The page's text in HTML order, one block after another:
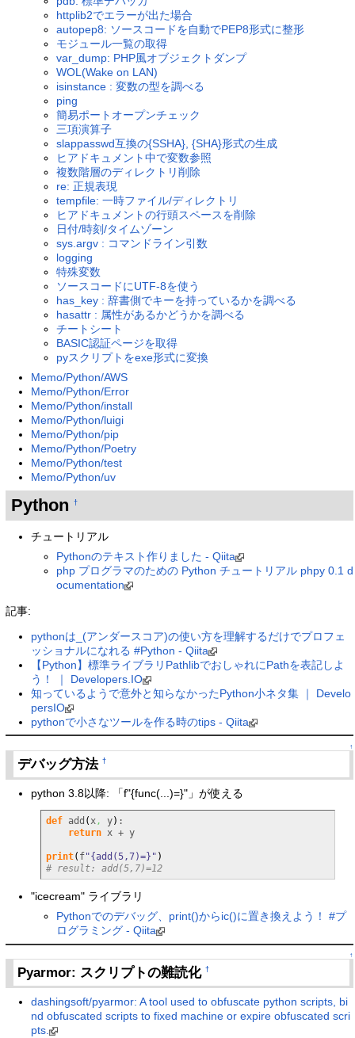
httplib2でエラーが出た場合
autopep8: ソースコードを自動でPEP8形式に整形
モジュール一覧の取得
var_dump: PHP風オブジェクトダンプ
WOL(Wake on LAN)
isinstance : 変数の型を調べる
ping
簡易ポートオープンチェック
三項演算子
slappasswd互換の{SSHA}, {SHA}形式の生成
ヒアドキュメント中で変数参照
複数階層のディレクトリ削除
re: 正規表現
tempfile: 一時ファイル/ディレクトリ
ヒアドキュメントの行頭スペースを削除
日付/時刻/タイムゾーン
sys.argv : コマンドライン引数
logging
特殊変数
ソースコードにUTF-8を使う
has_key : 辞書側でキーを持っているかを調べる
hasattr : 属性があるかどうかを調べる
チートシート
BASIC認証ページを取得
pyスクリプトをexe形式に変換
Memo/Python/AWS
Memo/Python/Error
Memo/Python/install
Memo/Python/luigi
Memo/Python/pip
Memo/Python/Poetry
Memo/Python/test
Memo/Python/uv
Python †
チュートリアル
Pythonのテキスト作りました - Qiita
php プログラマのための Python チュートリアル phpy 0.1 d
ocumentation
記事:
pythonは_(アンダースコア)の使い方を理解するだけでプロフェ
ッショナルになれる #Python - Qiita
【Python】標準ライブラリPathlibでおしゃれにPathを表記しよ
う！ ｜ Developers.IO
知っているようで意外と知らなかったPython小ネタ集 ｜ Develo
persIO
pythonで小さなツールを作る時のtips - Qiita
↑
デバッグ方法†
python 3.8以降: 「f"{func(...)=}"」が使える
def add ( x, y) :
return x + y
print( f"{add(5,7)=}" )
# result: add(5,7)=12
"icecream" ライブラリ
Pythonでのデバッグ、print()からic()に置き換えよう！ #プ
ログラミング - Qiita
↑
Pyarmor: スクリプトの難読化†
dashingsoft/pyarmor: A tool used to obfuscate python scripts, bi
nd obfuscated scripts to fixed machine or expire obfuscated scri
pts.